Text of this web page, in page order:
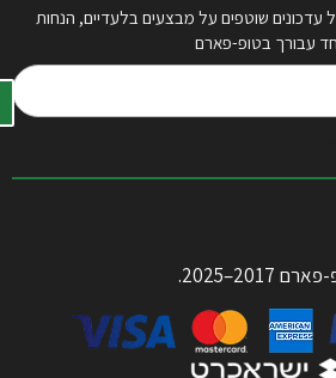
שוטפים על מבצעים בלעדיים, הנחות
עבורך בטופ-פארם
2017–2025.